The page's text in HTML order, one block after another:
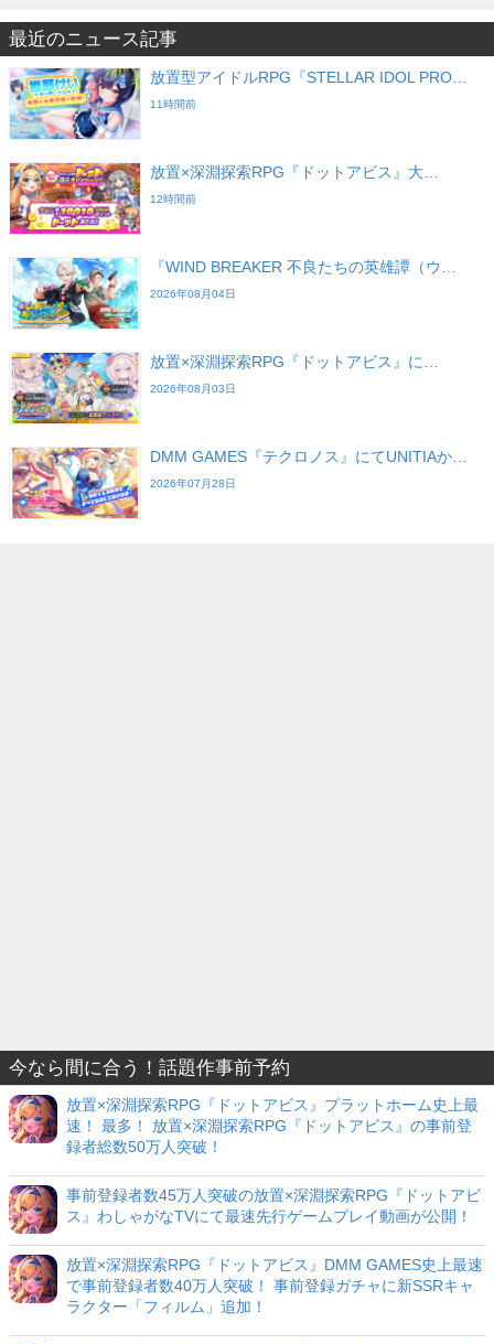
最近のニュース記事
放置型アイドルRPG『STELLAR IDOL PRO…
11時間前
放置×深淵探索RPG『ドットアビス』大…
12時間前
『WIND BREAKER 不良たちの英雄譚（ウ…
2026年08月04日
放置×深淵探索RPG『ドットアビス』に…
2026年08月03日
DMM GAMES『テクロノス』にてUNITIAか…
2026年07月28日
今なら間に合う！話題作事前予約
放置×深淵探索RPG『ドットアビス』プラットホーム史上最
速！ 最多！ 放置×深淵探索RPG『ドットアビス』の事前登
録者総数50万人突破！
事前登録者数45万人突破の放置×深淵探索RPG『ドットアビ
ス』わしゃがなTVにて最速先行ゲームプレイ動画が公開！
放置×深淵探索RPG『ドットアビス』DMM GAMES史上最速
で事前登録者数40万人突破！ 事前登録ガチャに新SSRキャ
ラクター「フィルム」追加！